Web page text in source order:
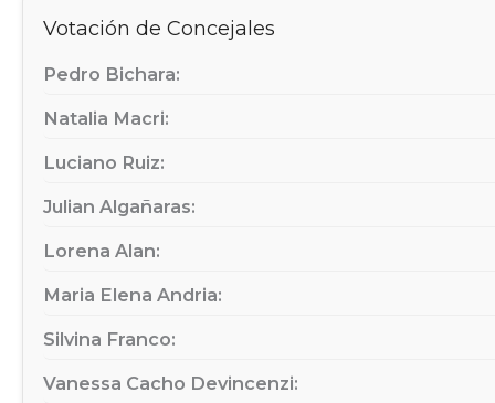
Votación de Concejales
Pedro Bichara:
Natalia Macri:
Luciano Ruiz:
Julian Algañaras:
Lorena Alan:
Maria Elena Andria:
Silvina Franco:
Vanessa Cacho Devincenzi: